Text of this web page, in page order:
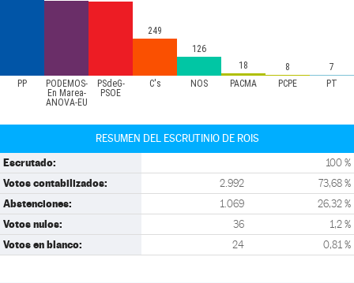
PP
PODEMOS-
En Marea-
ANOVA-EU
PSdeG-
PSOE
C's NÓS PACMA PCPE PT
249
126
18
8 7
RESUMEN DEL ESCRUTINIO DE ROIS
Escrutado: 100 %
Votos contabilizados: 2.992 73,68 %
Abstenciones: 1.069 26,32 %
Votos nulos: 36 1,2 %
Votos en blanco: 24 0,81 %